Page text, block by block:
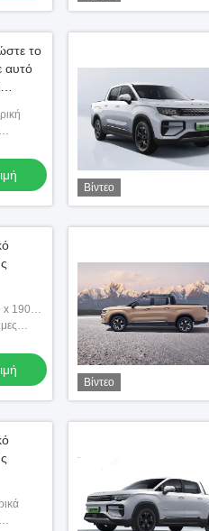
το
αυτό
Βίντεο
x 1900 x
Βίντεο